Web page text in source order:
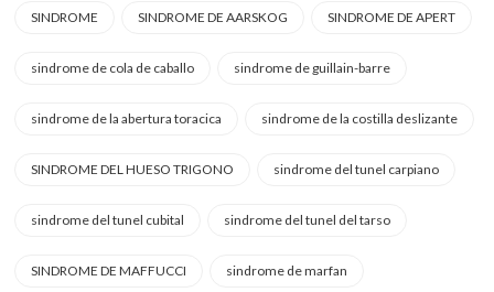
SINDROME SINDROME DE AARSKOG SINDROME DE APERT
sindrome de cola de caballo sindrome de guillain-barre
sindrome de la abertura toracica sindrome de la costilla deslizante
SINDROME DEL HUESO TRIGONO sindrome del tunel carpiano
sindrome del tunel cubital sindrome del tunel del tarso
SINDROME DE MAFFUCCI sindrome de marfan